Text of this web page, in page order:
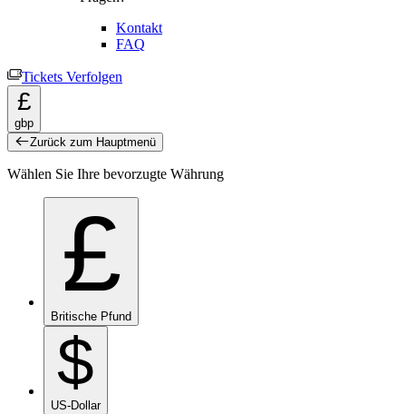
Kontakt
FAQ
Tickets Verfolgen
£
gbp
Zurück zum Hauptmenü
Wählen Sie Ihre bevorzugte Währung
£
Britische Pfund
$
US-Dollar